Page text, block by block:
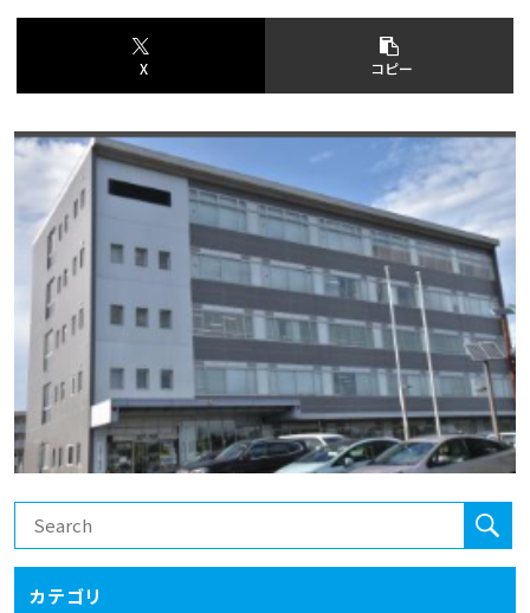
X コピー
カテゴリ